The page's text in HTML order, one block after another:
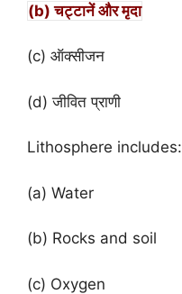
(b) चट्टानें और मृदा
(c) ऑक्सीजन
(d) जीवित प्राणी
Lithosphere includes:
(a) Water
(b) Rocks and soil
(c) Oxygen